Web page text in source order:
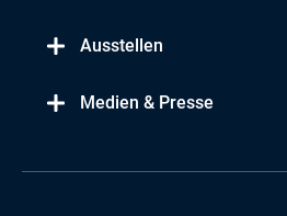
Ausstellen
Medien & Presse